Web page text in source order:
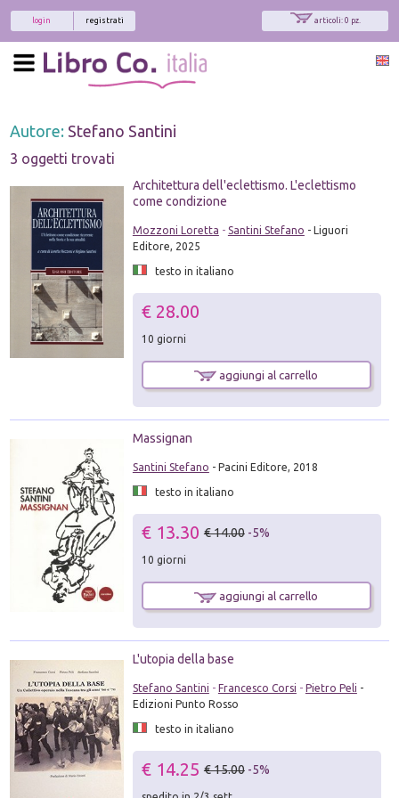
articoli: 0 pz.
registrati
login
Autore: Stefano Santini
3 oggetti trovati
Architettura dell'eclettismo. L'eclettismo
come condizione
Mozzoni Loretta - Santini Stefano - Liguori
Editore, 2025
testo in italiano
€ 28.00
10 giorni
aggiungi al carrello
Massignan
Santini Stefano - Pacini Editore, 2018
testo in italiano
€ 13.30 € 14.00 -5%
10 giorni
aggiungi al carrello
L'utopia della base
Stefano Santini - Francesco Corsi - Pietro Peli -
Edizioni Punto Rosso
testo in italiano
€ 14.25 € 15.00 -5%